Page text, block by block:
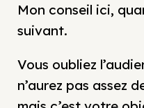
Mon conseil ici,
suivant.
Vous oubliez
n’aurez pas assez